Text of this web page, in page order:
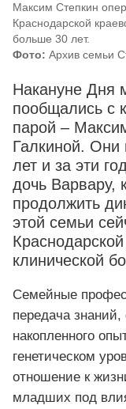
Максим Степкин
Краснодарской
больше 30 лет.
Фото: Архив семьи
Накануне Дня
пообщались с
парой –
Галкиной.
лет и за эти
дочь Варвару,
продолжить
этой семьи
клинической
Семейные
передача знаний,
накопленного
генетическом
отношение к
младших под